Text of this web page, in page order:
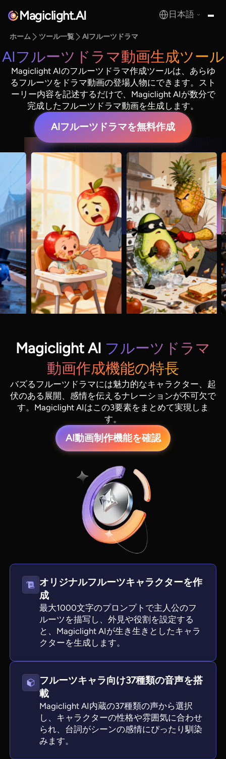
Magiclight.AI 日本語
ホーム ツール一覧 AIフルーツドラマ
AIフルーツドラマ動画生成ツール
Magiclight AIのフルーツドラマ作成ツールは、あらゆ
るフルーツをドラマ動画の登場人物にできます。スト
ーリー内容を記述するだけで、Magiclight AIが数分で
完成したフルーツドラマ動画を生成します。
AIフルーツドラマを無料作成
Magiclight AI フルーツドラマ
動画作成機能の特長
バズるフルーツドラマには魅力的なキャラクター、起
伏のある展開、感情を伝えるナレーションが不可欠で
す。Magiclight AIはこの3要素をまとめて実現しま
す。
AI動画制作機能を確認
オリジナルフルーツキャラクターを作
成
最大1000文字のプロンプトで主人公のフ
ルーツを描写し、外見や役割を設定する
と、Magiclight AIが生き生きとしたキャラ
クターを生成します。
フルーツキャラ向け37種類の音声を搭
載
Magiclight AI内蔵の37種類の声から選択
し、キャラクターの性格や雰囲気に合わせ
られ、台詞がシーンの感情にぴったり馴染
みます。